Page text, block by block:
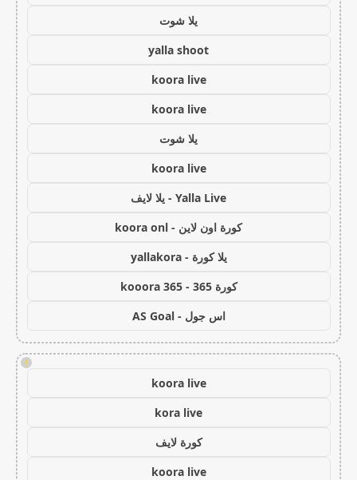
يلا شوت
yalla shoot
koora live
koora live
يلا شوت
koora live
Yalla Live - يلا لايف
كورة اون لاين - koora onl
يلا كورة - yallakora
كورة 365 - kooora 365
اس جول - AS Goal
!
koora live
kora live
كورة لايف
koora live